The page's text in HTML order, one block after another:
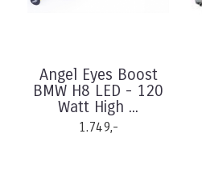
Angel Eyes Boost
BMW H8 LED - 120
Watt High ...
1.749,-